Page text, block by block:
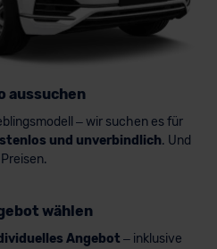
aussuchen
– wir suchen es für
und unverbindlich. Und
wählen
Angebot – inklusive